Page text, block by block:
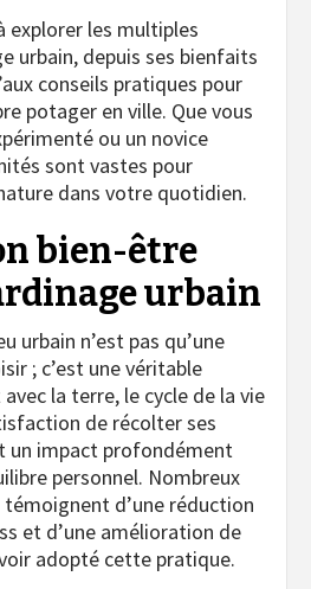
explorer les multiples
urbain, depuis ses bienfaits
conseils pratiques pour
potager en ville. Que vous
ou un novice
sont vastes pour
dans votre quotidien.
bien-être
urbain
urbain n’est pas qu’une
; c’est une véritable
la terre, le cycle de la vie
de récolter ses
un impact profondément
personnel. Nombreux
d’une réduction
et d’une amélioration de
adopté cette pratique.